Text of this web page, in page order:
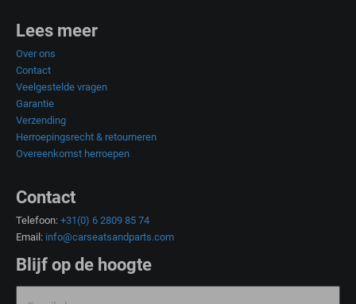
Lees meer
Over ons
Contact
Veelgestelde vragen
Garantie
Verzending
Herroepingsrecht & retourneren
Overeenkomst herroepen
Contact
Telefoon: +31(0) 6 2809 85 74
Email: info@carseatsandparts.com
Blijf op de hoogte